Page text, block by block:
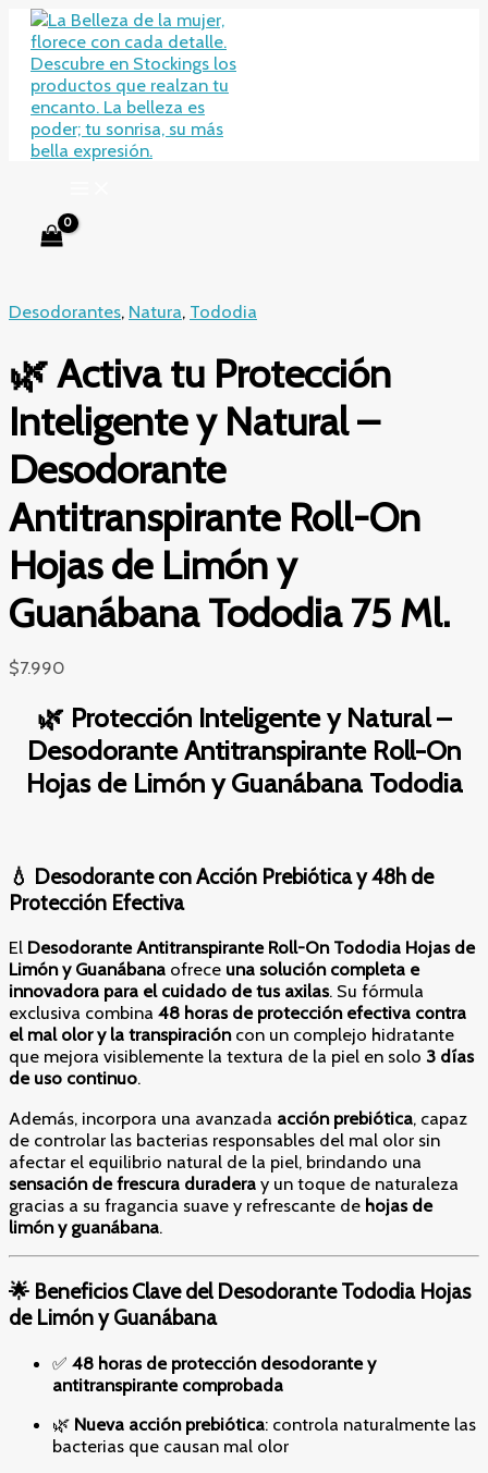
contenido
Desodorantes, Natura, Tododia
🌿 Activa tu Protección
Inteligente y Natural –
Desodorante
Antitranspirante Roll-On
Hojas de Limón y
Guanábana Tododia 75 Ml.
$7.990
🌿 Protección Inteligente y Natural –
Desodorante Antitranspirante Roll-On
Hojas de Limón y Guanábana Tododia
💧 Desodorante con Acción Prebiótica y 48h de
Protección Efectiva
El Desodorante Antitranspirante Roll-On Tododia Hojas de
Limón y Guanábana ofrece una solución completa e
innovadora para el cuidado de tus axilas. Su fórmula
exclusiva combina 48 horas de protección efectiva contra
el mal olor y la transpiracióncon un complejo hidratante
que mejora visiblemente la textura de la piel en solo 3 días
de uso continuo.
Además, incorpora una avanzada acción prebiótica, capaz
de controlar las bacterias responsables del mal olor sin
afectar el equilibrio natural de la piel, brindando una
sensación de frescura duradera y un toque de naturaleza
gracias a su fragancia suave y refrescante de hojas de
limón y guanábana.
🌟 Beneficios Clave del Desodorante Tododia Hojas
de Limón y Guanábana
✅ 48 horas de protección desodorante y
antitranspirante comprobada
🌿 Nueva acción prebiótica: controla naturalmente las
bacterias que causan mal olor